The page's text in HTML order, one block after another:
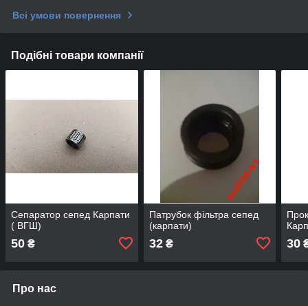
Всі умови повернення
Подібні товари компанії
Сепаратор сепед Карпати
( ВГШ)
50 ₴
Патрубок фільтра сепед
(карпати)
32₴ 30
Про нас